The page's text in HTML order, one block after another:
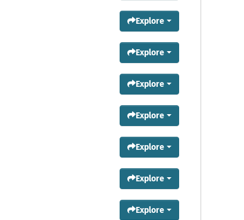
Explore
Explore
Explore
Explore
Explore
Explore
Explore